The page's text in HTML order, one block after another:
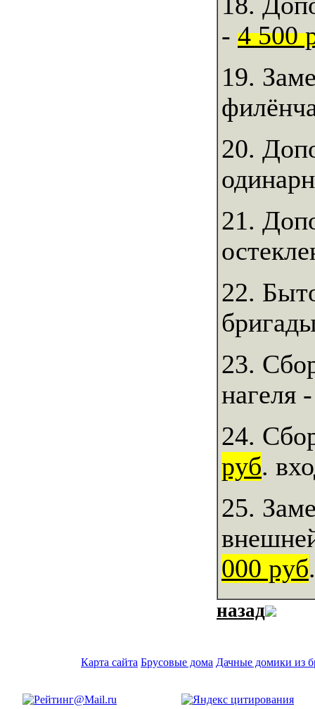
- 4 500
19.
20.
21.
22.
23.
нагеля
24.
руб.
25.
000 руб.
назад
Карта сайта Брусовые дома Дачные домики из